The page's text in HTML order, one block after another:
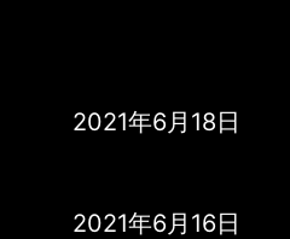
2021年6月18日
2021年6月16日